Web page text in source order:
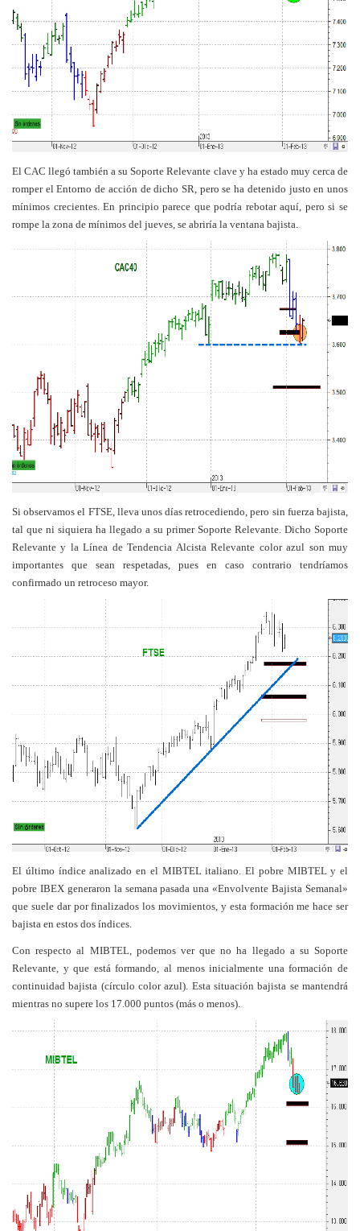
El CAC llegó también a su Soporte Relevante clave y ha estado muy cerca de
romper el Entorno de acción de dicho SR, pero se ha detenido justo en unos
mínimos crecientes. En principio parece que podría rebotar aquí, pero si se
rompe la zona de mínimos del jueves, se abriría la ventana bajista.
Si observamos el FTSE, lleva unos días retrocediendo, pero sin fuerza bajista,
tal que ni siquiera ha llegado a su primer Soporte Relevante. Dicho Soporte
Relevante y la Línea de Tendencia Alcista Relevante color azul son muy
importantes que sean respetadas, pues en caso contrario tendríamos
confirmado un retroceso mayor.
El último índice analizado en el MIBTEL italiano. El pobre MIBTEL y el
pobre IBEX generaron la semana pasada una «Envolvente Bajista Semanal»
que suele dar por finalizados los movimientos, y esta formación me hace ser
bajista en estos dos índices.
Con respecto al MIBTEL, podemos ver que no ha llegado a su Soporte
Relevante, y que está formando, al menos inicialmente una formación de
continuidad bajista (círculo color azul). Esta situación bajista se mantendrá
mientras no supere los 17.000 puntos (más o menos).